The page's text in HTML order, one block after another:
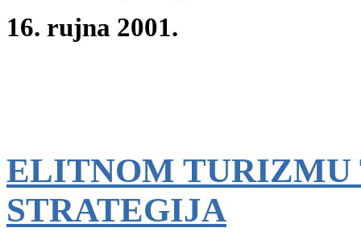
16. rujna 2001.
ELITNOM TURIZMU
STRATEGIJA